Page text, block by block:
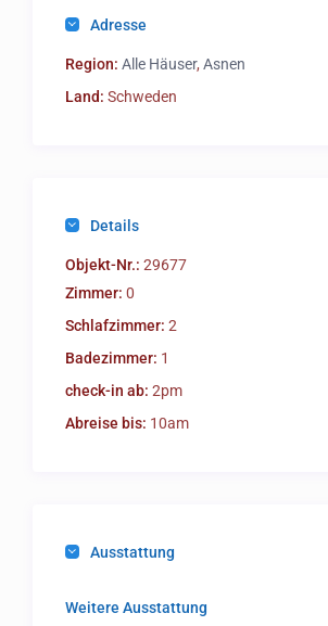
Adresse
Region: Alle Häuser,Asnen
Land: Schweden
Details
Objekt-Nr.: 29677
Zimmer: 0
Schlafzimmer: 2
Badezimmer: 1
check-in ab: 2pm
Abreise bis: 10am
Ausstattung
Weitere Ausstattung